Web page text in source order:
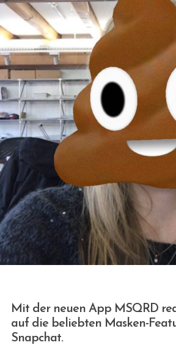
Mit der neuen App MSQRD
auf die beliebten Masken-
Snapchat.